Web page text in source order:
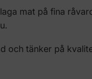
mat på fina
och tänker på